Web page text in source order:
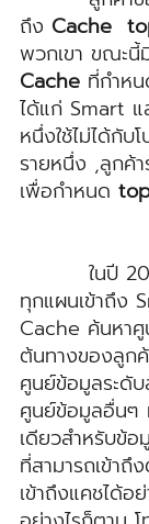
ถึง Cache
พวกเขา ขณะนี้
Cacheที่กำหน
ได้แก่ Smart
หนึ่งใช้ไม่ได้กับ
รายหนึ่ง ,ลูกค้า
เพื่อกำหนด
ในปี 2021
ทุกแผนเข้าถึง
Cache ค้นหาศู
ต้นทางของลูกค้
ศูนย์ข้อมูลระดั
ศูนย์ข้อมูลอื่นๆ
เดียวสำหรับข้
ที่สามารถเข้าถึ
เข้าถึงแคชได้อ